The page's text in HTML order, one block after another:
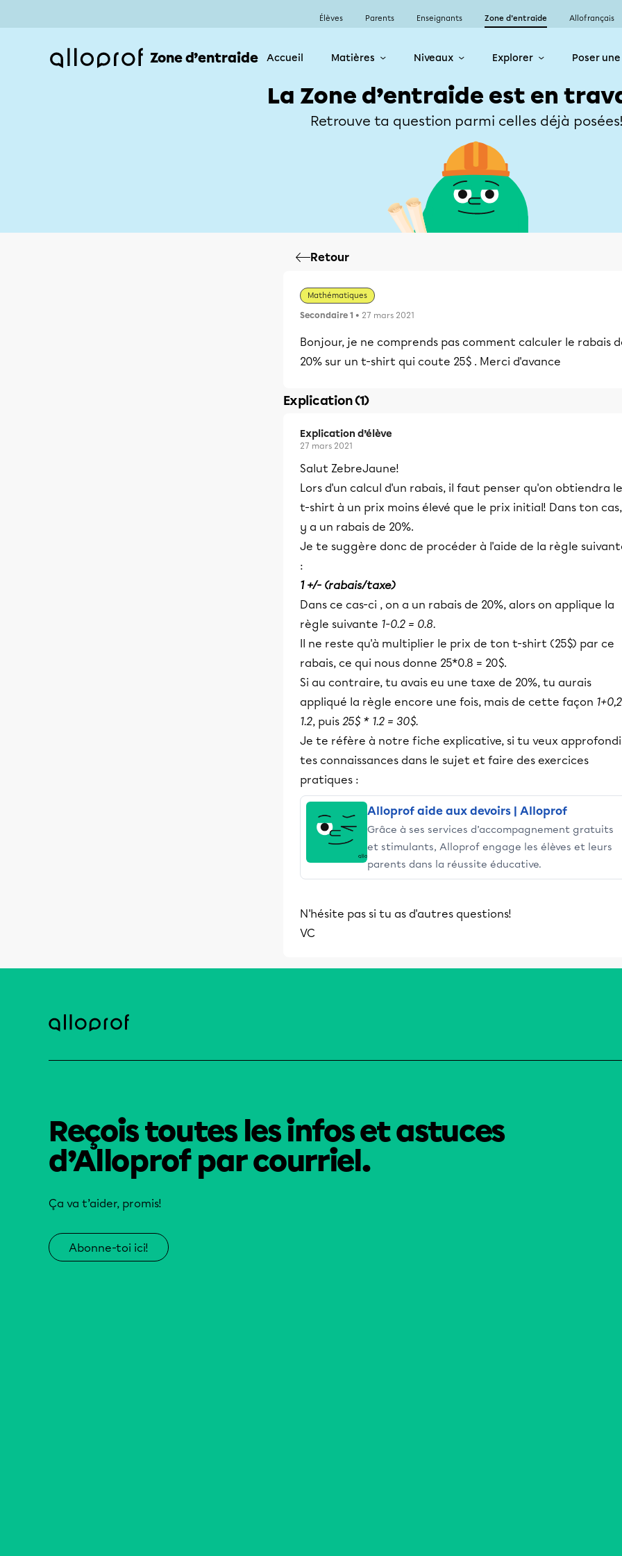
Élèves Parents Enseignants Zone d’entraide Allofrançais
Zone d’entraide Accueil Matières Niveaux Explorer Poser
La Zone d’entraide est en
Retrouve ta question parmi celles déjà
Retour
Mathématiques
Secondaire 1 • 27 mars 2021
Bonjour, je ne comprends pas comment calculer le rabais
20% sur un t-shirt qui coute 25$ . Merci d'avance
Explication (1)
Explication d’élève
27 mars 2021
Salut ZebreJaune!
Lors d'un calcul d'un rabais, il faut penser qu'on obtiendra le
t-shirt à un prix moins élevé que le prix initial! Dans ton
y a un rabais de 20%.
Je te suggère donc de procéder à l'aide de la règle
:
1 +/- (rabais/taxe)
Dans ce cas-ci , on a un rabais de 20%, alors on applique la
règle suivante 1-0.2 = 0.8.
Il ne reste qu'à multiplier le prix de ton t-shirt (25$) par ce
rabais, ce qui nous donne 25*0.8 = 20$.
Si au contraire, tu avais eu une taxe de 20%, tu aurais
appliqué la règle encore une fois, mais de cette façon
1.2, puis 25$ * 1.2 = 30$.
Je te réfère à notre fiche explicative, si tu veux
tes connaissances dans le sujet et faire des exercices
pratiques :
Alloprof aide aux devoirs | Alloprof
Grâce à ses services d’accompagnement gratuits
et stimulants, Alloprof engage les élèves et leurs
parents dans la réussite éducative.
N'hésite pas si tu as d'autres questions!
VC
Reçois toutes les infos et astuces
d’Alloprof par courriel.
Ça va t’aider, promis!
Abonne-toi ici!